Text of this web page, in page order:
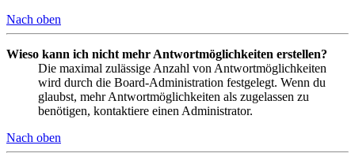
Nach oben
Wieso kann ich nicht mehr Antwortmöglichkeiten erstellen?
Die maximal zulässige Anzahl von Antwortmöglichkeiten
wird durch die Board-Administration festgelegt. Wenn du
glaubst, mehr Antwortmöglichkeiten als zugelassen zu
benötigen, kontaktiere einen Administrator.
Nach oben